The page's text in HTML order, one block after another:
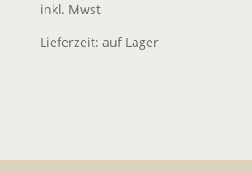
inkl. Mwst
Lieferzeit: auf Lager